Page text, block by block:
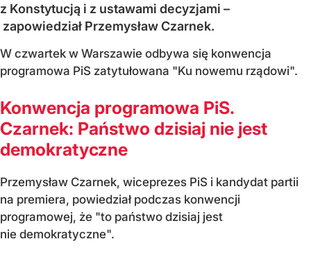
z Konstytucją i z ustawami decyzjami –
zapowiedział Przemysław Czarnek.
W czwartek w Warszawie odbywa się konwencja
programowa PiS zatytułowana "Ku nowemu rządowi".
Konwencja programowa PiS.
Czarnek: Państwo dzisiaj nie jest
demokratyczne
Przemysław Czarnek, wiceprezes PiS i kandydat partii
na premiera, powiedział podczas konwencji
programowej, że "to państwo dzisiaj jest
nie demokratyczne".